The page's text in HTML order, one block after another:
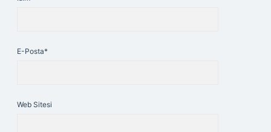
E-Posta*
Web Sitesi